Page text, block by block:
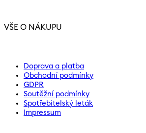
VŠE O NÁKUPU
Doprava a platba
Obchodní podmínky
GDPR
Soutěžní podmínky
Spotřebitelský leták
Impressum